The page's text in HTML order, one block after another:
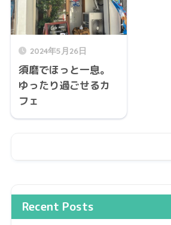
2024年5月26日
須磨でほっと一息。
ゆったり過ごせるカ
フェ
Recent Posts